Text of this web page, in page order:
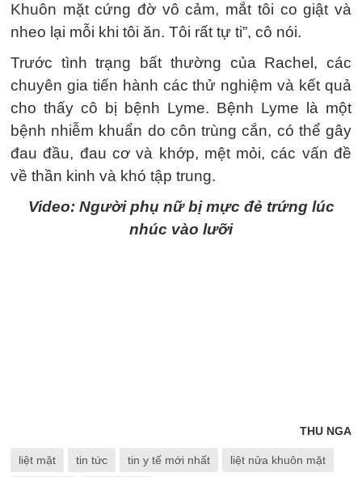
Khuôn mặt cứng đờ vô cảm, mắt tôi co giật và
nheo lại mỗi khi tôi ăn. Tôi rất tự ti”, cô nói.
Trước tình trạng bất thường của Rachel, các
chuyên gia tiến hành các thử nghiệm và kết quả
cho thấy cô bị bệnh Lyme. Bệnh Lyme là một
bệnh nhiễm khuẩn do côn trùng cắn, có thể gây
đau đầu, đau cơ và khớp, mệt mỏi, các vấn đề
về thần kinh và khó tập trung.
Video: Người phụ nữ bị mực đẻ trứng lúc
nhúc vào lưỡi
THU NGA
liệt mặt tin tức tin y tế mới nhất liệt nửa khuôn mặt